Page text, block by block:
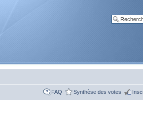
FAQ Synthèse des votes